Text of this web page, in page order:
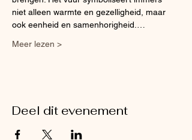
niet alleen warmte en gezelligheid, maar
ook eenheid en samenhorigheid.…
Meer lezen >
Deel dit evenement